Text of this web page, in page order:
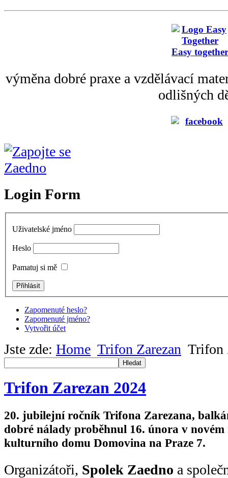
Easy together
výměna dobré praxe a vzdělávací
odlišných
Login Form
Uživatelské jméno
Heslo
Pamatuj si mě
Zapomenuté heslo?
Zapomenuté jméno?
Vytvořit účet
Jste zde: Home Trifon Zarezan Trifon
Hledat
Trifon Zarezan 2024
20. jubilejní ročník Trifona Zarezana,
dobré nálady proběhnul 16. února v novém
kulturního domu Domovina na Praze 7.
Organizátoři, Spolek Zaedno a